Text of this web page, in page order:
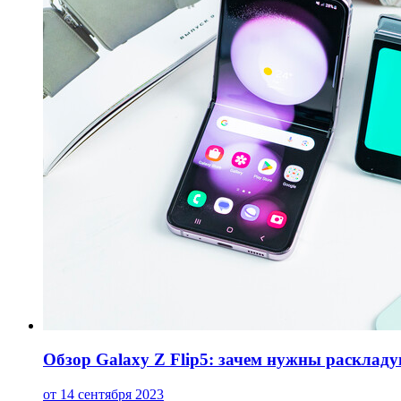
Обзор Galaxy Z Flip5: зачем нужны
от 14 сентября 2023